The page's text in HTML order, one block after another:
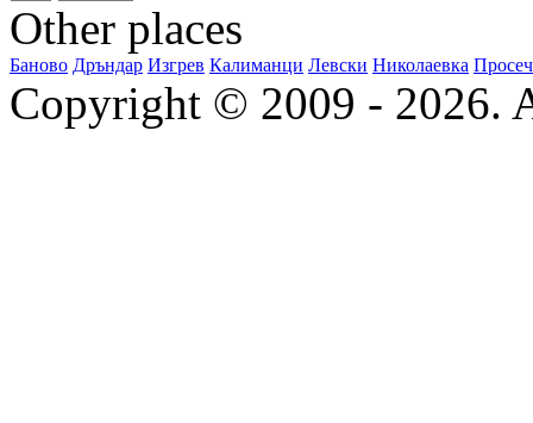
Other places
Баново Дръндар Изгрев Калиманци Левски Николаевка
Copyright © 2009 - 2026.